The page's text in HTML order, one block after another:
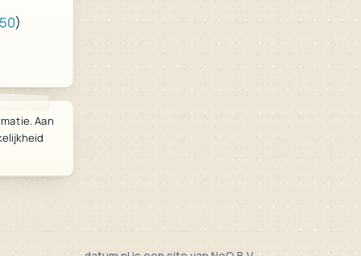
)
Aan